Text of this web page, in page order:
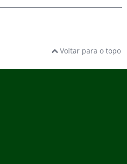
Voltar para o topo